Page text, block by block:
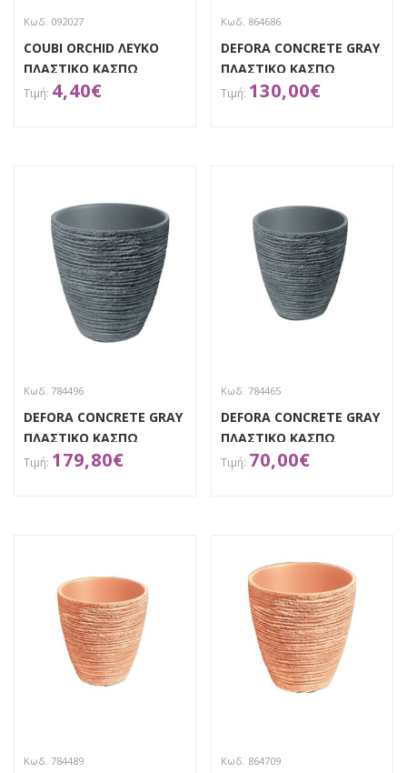
Κωδ. 092027
COUBI ORCHID ΛΕΥΚΟ
ΠΛΑΣΤΙΚΟ ΚΑΣΠΩ
36Χ12Χ13ΕΚ
4,40€
Κωδ. 864686
DEFORA CONCRETE GRAY
ΠΛΑΣΤΙΚΟ ΚΑΣΠΩ
47Χ47Χ48ΕΚ
130,00€
Κωδ. 784496
DEFORA CONCRETE GRAY
ΠΛΑΣΤΙΚΟ ΚΑΣΠΩ
60Χ60Χ60ΕΚ
179,80€
Κωδ. 784465
DEFORA CONCRETE GRAY
ΠΛΑΣΤΙΚΟ ΚΑΣΠΩ
Φ38Χ40ΕΚ
70,00€
Κωδ. 784489 Κωδ. 864709